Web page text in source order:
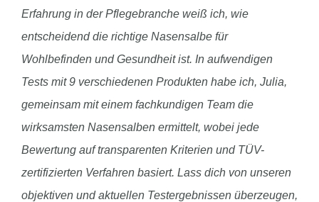
Erfahrung in der Pflegebranche weiß ich, wie
entscheidend die richtige Nasensalbe für
Wohlbefinden und Gesundheit ist. In aufwendigen
Tests mit 9 verschiedenen Produkten habe ich, Julia,
gemeinsam mit einem fachkundigen Team die
wirksamsten Nasensalben ermittelt, wobei jede
Bewertung auf transparenten Kriterien und TÜV-
zertifizierten Verfahren basiert. Lass dich von unseren
objektiven und aktuellen Testergebnissen überzeugen,